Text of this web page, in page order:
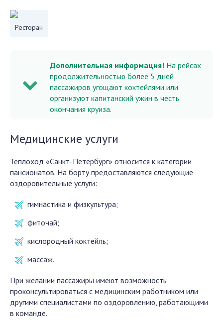
Ресторан
Дополнительная информация! На рейсах
продолжительностью более 5 дней
пассажиров угощают коктейлями или
организуют капитанский ужин в честь
окончания круиза.
Медицинские услуги
Теплоход «Санкт-Петербург» относится к категории
пансионатов. На борту предоставляются следующие
оздоровительные услуги:
гимнастика и физкультура;
фиточай;
кислородный коктейль;
массаж.
При желании пассажиры имеют возможность
проконсультироваться с медицинским работником или
другими специалистами по оздоровлению, работающими
в команде.